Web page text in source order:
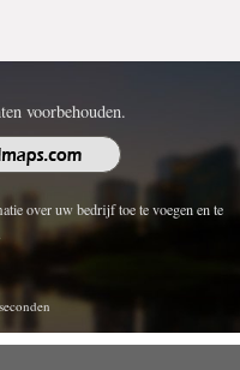
voorbehouden.
over uw bedrijf toe te voegen en te